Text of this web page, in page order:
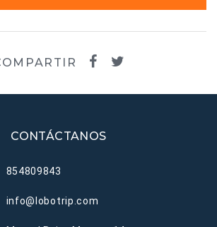
CONTÁCTANOS
854809843
info@lobotrip.com